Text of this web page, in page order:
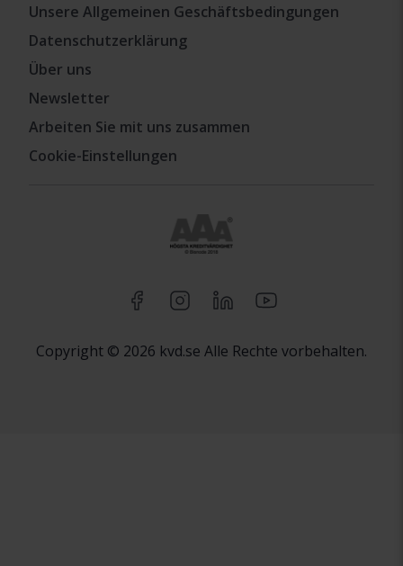
Unsere Allgemeinen Geschäftsbedingungen
Datenschutzerklärung
Über uns
Newsletter
Arbeiten Sie mit uns zusammen
Cookie-Einstellungen
Copyright © 2026 kvd.se Alle Rechte vorbehalten.